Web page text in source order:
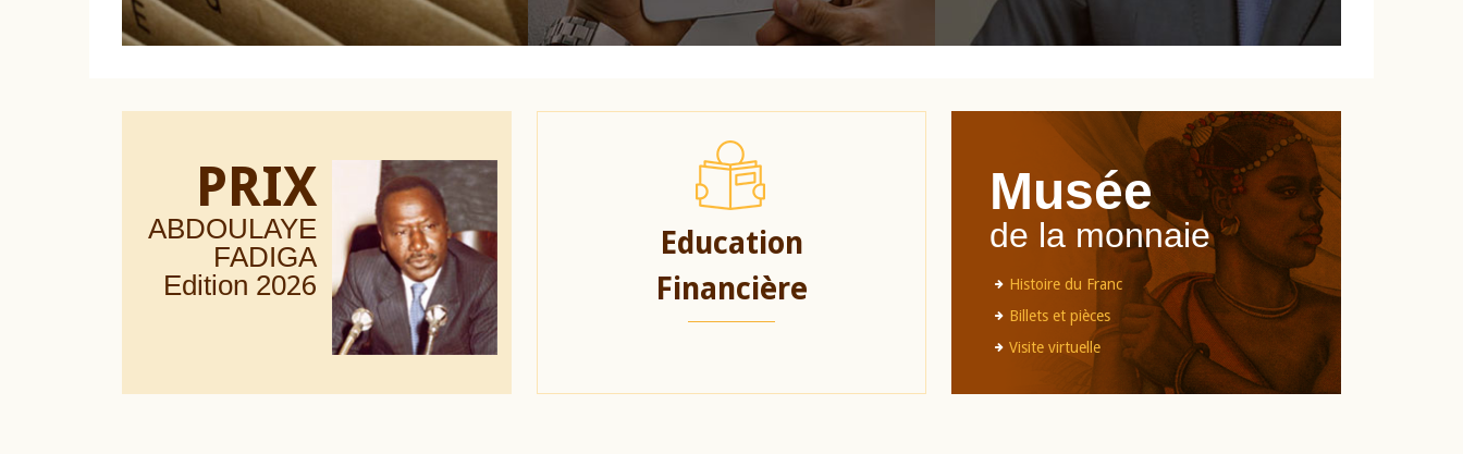
PRIX
ABDOULAYE
FADIGA
Edition 2026
Education
Financière
Musée
de la monnaie
Histoire du Franc
Billets et pièces
Visite virtuelle